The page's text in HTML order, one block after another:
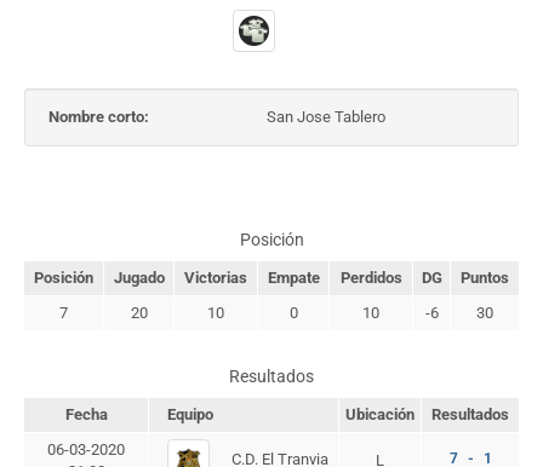
Nombre corto: San Jose Tablero
Posición
Posición Jugado Victorias Empate Perdidos DG
Puntos
7
20 10 0 10 -6 30
Resultados
Fecha Equipo Ubicación
Resultados
06-03-2020
C.D. El Tranvia L 7 - 1